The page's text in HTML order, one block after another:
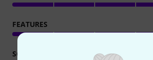
FEATURES
SOUND/QUALITÄT